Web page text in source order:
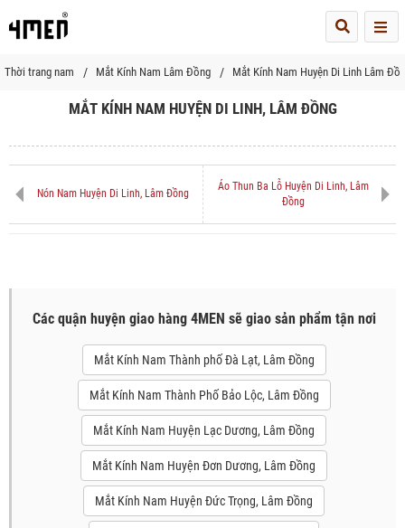
Thời trang nam Mắt Kính Nam Lâm Đồng Mắt Kính Nam Huyện Di Linh Lâm
MẮT KÍNH NAM HUYỆN DI LINH, LÂM ĐỒNG
Nón Nam Huyện Di Linh, Lâm Đồng
Áo Thun Ba Lỗ Huyện Di Linh, Lâm
Đồng
Các quận huyện giao hàng 4MEN sẽ giao sản phẩm tận nơi
Mắt Kính Nam Thành phố Đà Lạt, Lâm Đồng
Mắt Kính Nam Thành Phố Bảo Lộc, Lâm Đồng
Mắt Kính Nam Huyện Lạc Dương, Lâm Đồng
Mắt Kính Nam Huyện Đơn Dương, Lâm Đồng
Mắt Kính Nam Huyện Đức Trọng, Lâm Đồng